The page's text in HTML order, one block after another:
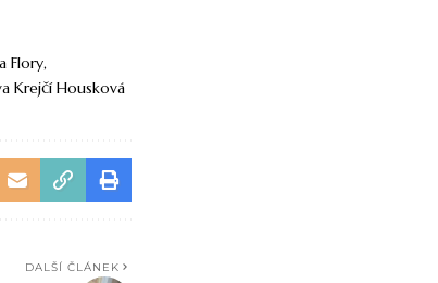
Flory
Krejčí Housková
DALŠÍ ČLÁNEK